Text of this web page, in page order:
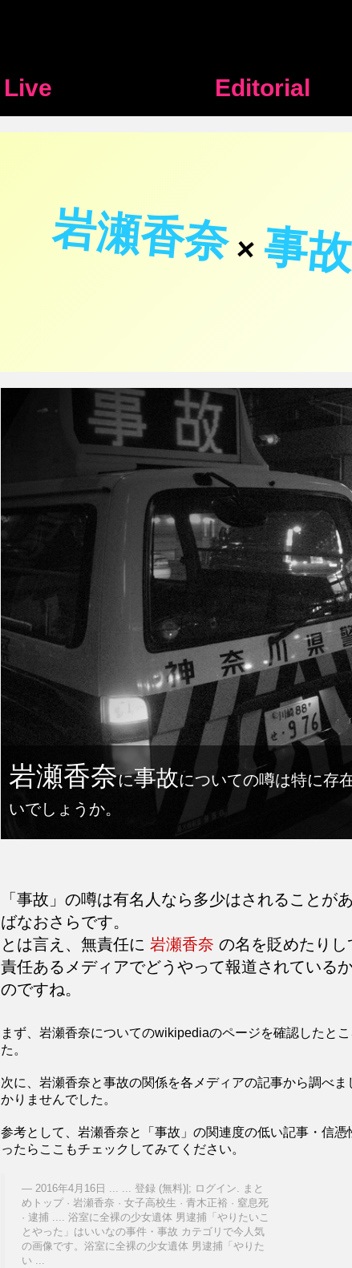
Live Editorial
岩瀬香奈×事故
岩瀬香奈に事故についての噂は特に存
いでしょうか。
「事故」の噂は有名人なら多少はされることが
ばなおさらです。
とは言え、無責任に 岩瀬香奈 の名を貶めたりし
責任あるメディアでどうやって報道されている
のですね。
まず、岩瀬香奈についてのwikipediaのページを確認したと
た。
次に、岩瀬香奈と事故の関係を各メディアの記事から調べ
かりませんでした。
参考として、岩瀬香奈と「事故」の関連度の低い記事・信
ったらここもチェックしてみてください。
2016年4月16日 ... ... 登録 (無料)|; ログイン. まと
めトップ · 岩瀬香奈 · 女子高校生 · 青木正裕 · 窒息死
· 逮捕 .... 浴室に全裸の少女遺体 男逮捕「やりたいこ
とやった」はいいなの事件・事故 カテゴリで今人気
の画像です。浴室に全裸の少女遺体 男逮捕「やりた
い ...